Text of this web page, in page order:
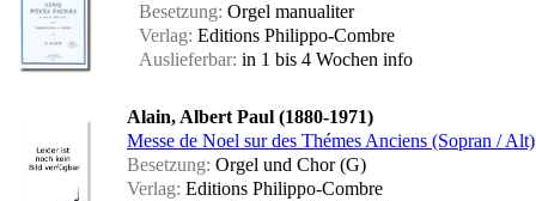
Besetzung: Orgel manualiter
Verlag: Editions Philippo-Combre
Auslieferbar: in 1 bis 4 Wochen info
Alain, Albert Paul (1880-1971)
Messe de Noel sur des Thémes Anciens (Sopran / Alt)
Besetzung: Orgel und Chor (G)
Verlag: Editions Philippo-Combre